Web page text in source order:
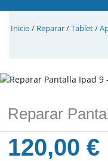
Inicio / Reparar/Tablet/
Reparar
120,00€